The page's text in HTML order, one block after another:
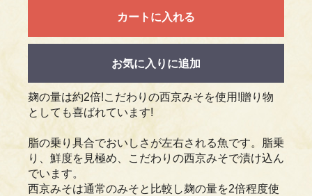
カートに入れる
お気に入りに追加
麹の量は約2倍!こだわりの西京みそを使用!贈り物
としても喜ばれています!
脂の乗り具合でおいしさが左右される魚です。脂乗
り、鮮度を見極め、こだわりの西京みそで漬け込ん
でいます。
西京みそは通常のみそと比較し麹の量を2倍程度使